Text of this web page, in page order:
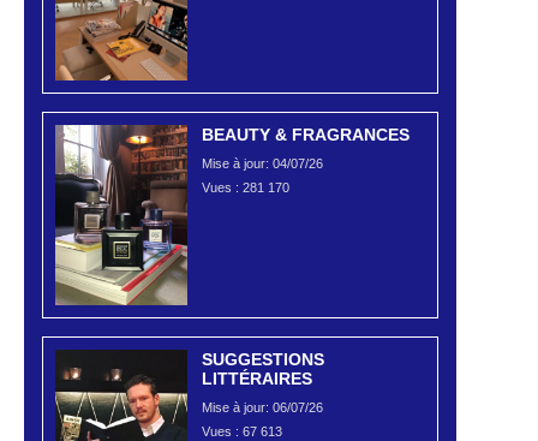
BEAUTY & FRAGRANCES
Mise à jour: 04/07/26
Vues : 281 170
SUGGESTIONS
LITTÉRAIRES
Mise à jour: 06/07/26
Vues : 67 613